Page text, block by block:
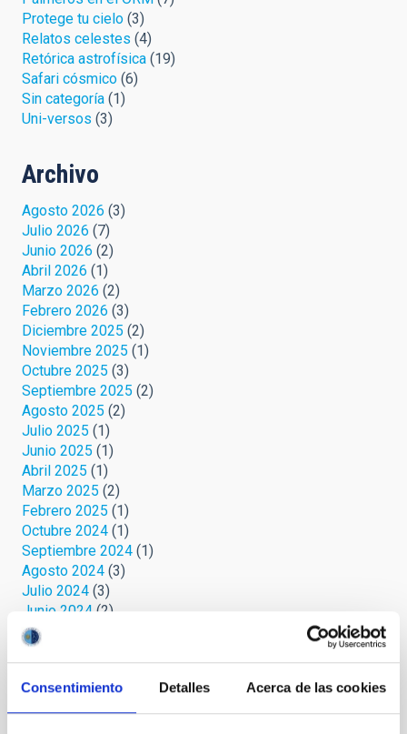
Consentimiento Detalles Acerca de las cookies
Protege tu cielo (3)
Relatos celestes (4)
Retórica astrofísica (19)
Safari cósmico (6)
Sin categoría (1)
Uni-versos (3)
Archivo
Agosto 2026 (3)
Julio 2026 (7)
Junio 2026 (2)
Abril 2026 (1)
Marzo 2026 (2)
Febrero 2026 (3)
Diciembre 2025 (2)
Noviembre 2025 (1)
Octubre 2025 (3)
Septiembre 2025 (2)
Agosto 2025 (2)
Julio 2025 (1)
Junio 2025 (1)
Abril 2025 (1)
Marzo 2025 (2)
Febrero 2025 (1)
Octubre 2024 (1)
Septiembre 2024 (1)
Agosto 2024 (3)
Julio 2024 (3)
Junio 2024 (2)
Mayo 2024
Abril 2024
Febrero 2023(1)
Octubre 2022(1)